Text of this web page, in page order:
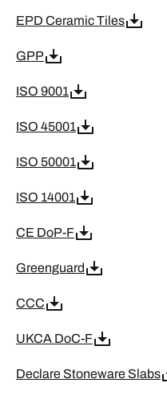
EPD Ceramic Tiles
GPP
ISO 9001
ISO 45001
ISO 50001
ISO 14001
CE DoP-F
Greenguard
CCC
UKCA DoC-F
Declare Stoneware Slabs